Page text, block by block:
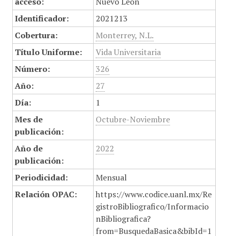
Identificador:
2021213
Cobertura:
Monterrey, N.L.
Título Uniforme:
Vida Universitaria
Número:
326
Año:
27
Día:
1
Mes de
publicación:
Octubre-Noviembre
Año de
publicación:
2022
Periodicidad:
Mensual
Relación OPAC:
https://www.codice.uanl.mx/Re
gistroBibliografico/Informacio
nBibliografica?
from=BusquedaBasica&bibId=1